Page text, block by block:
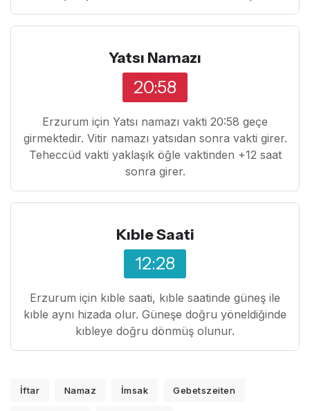
Yatsı Namazı
20:58
Erzurum için Yatsı namazı vakti 20:58 geçe
girmektedir. Vitir namazı yatsıdan sonra vakti girer.
Teheccüd vakti yaklaşık öğle vaktinden +12 saat
sonra girer.
Kıble Saati
12:28
Erzurum için kıble saati, kıble saatinde güneş ile
kıble aynı hizada olur. Güneşe doğru yöneldiğinde
kıbleye doğru dönmüş olunur.
İftar Namaz İmsak Gebetszeiten